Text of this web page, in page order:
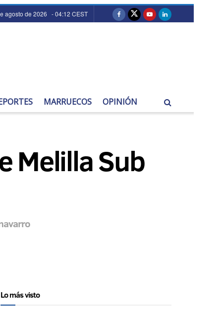
agosto de 2026 - 04:12 CEST
MARRUECOS OPINIÓN
Melilla Sub
Lo más visto